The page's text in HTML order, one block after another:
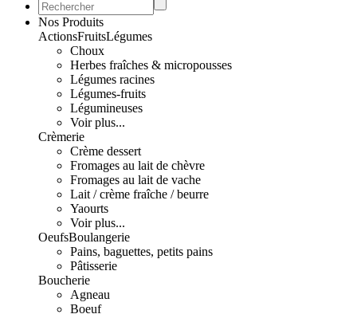
Nos Produits
ActionsFruitsLégumes
Choux
Herbes fraîches & micropousses
Légumes racines
Légumes-fruits
Légumineuses
Voir plus...
Crèmerie
Crème dessert
Fromages au lait de chèvre
Fromages au lait de vache
Lait / crème fraîche / beurre
Yaourts
Voir plus...
OeufsBoulangerie
Pains, baguettes, petits pains
Pâtisserie
Boucherie
Agneau
Boeuf